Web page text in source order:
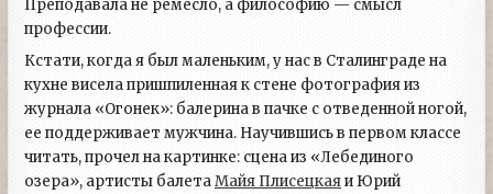
Преподавала не ремесло, а философию — смысл
профессии.
Кстати, когда я был маленьким, у нас в Сталинграде на
кухне висела пришпиленная к стене фотография из
журнала «Огонек»: балерина в пачке с отведенной ногой,
ее поддерживает мужчина. Научившись в первом классе
читать, прочел на картинке: сцена из «Лебединого
озера», артисты балетаМайя Плисецкаяи Юрий